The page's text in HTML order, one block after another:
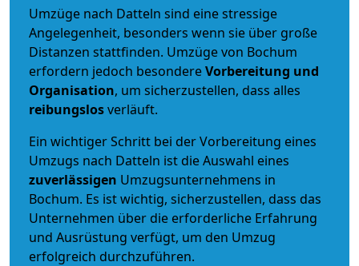
Umzüge nach Datteln sind eine stressige
Angelegenheit, besonders wenn sie über große
Distanzen stattfinden. Umzüge von Bochum
erfordern jedoch besondereVorbereitung und
Organisation, um sicherzustellen, dass alles
reibungslosverläuft.
Ein wichtiger Schritt bei der Vorbereitung eines
Umzugs nach Datteln ist die Auswahl eines
zuverlässigen Umzugsunternehmens in
Bochum. Es ist wichtig, sicherzustellen, dass das
Unternehmen über die erforderliche Erfahrung
und Ausrüstung verfügt, um den Umzug
erfolgreich durchzuführen.